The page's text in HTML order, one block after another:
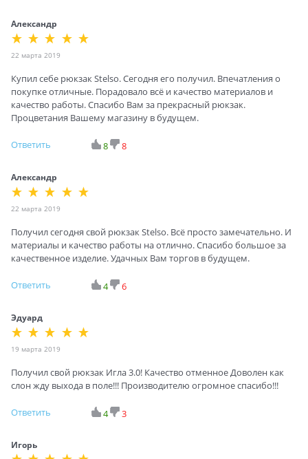
Александр
22 марта 2019
Купил себе рюкзак Stelso. Сегодня его получил. Впечатления о
покупке отличные. Порадовало всё и качество материалов и
качество работы. Спасибо Вам за прекрасный рюкзак.
Процветания Вашему магазину в будущем.
Ответить 8 8
Александр
22 марта 2019
Получил сегодня свой рюкзак Stelso. Всё просто замечательно. И
материалы и качество работы на отлично. Спасибо большое за
качественное изделие. Удачных Вам торгов в будущем.
Ответить 4 6
Эдуард
19 марта 2019
Получил свой рюкзак Игла 3.0! Качество отменное Доволен как
слон жду выхода в поле!!! Производителю огромное спасибо!!!
Ответить 4 3
Игорь